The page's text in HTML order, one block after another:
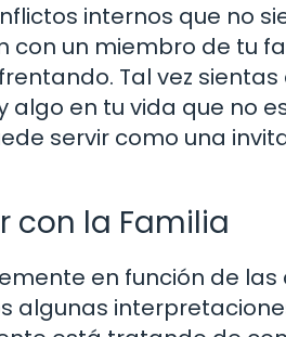
internos que no
con un miembro de tu
Tal vez sientas
algo en tu vida que no
servir como una
con la Familia
en función de
algunas